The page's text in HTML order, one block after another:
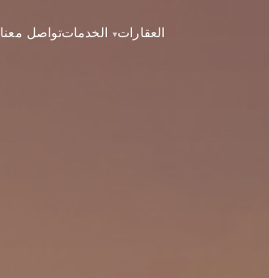
العقارات الخدماتتواصل معنا